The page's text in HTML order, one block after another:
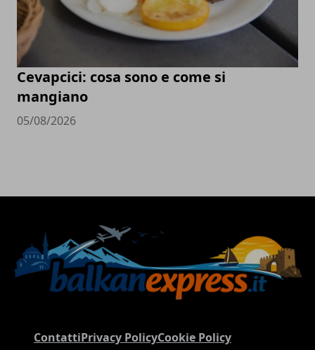
Cevapcici: cosa sono e come si
mangiano
05/08/2026
ContattiPrivacy PolicyCookie Policy